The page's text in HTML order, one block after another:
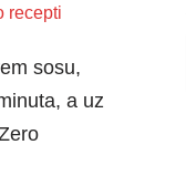
recepti
sosu,
a uz